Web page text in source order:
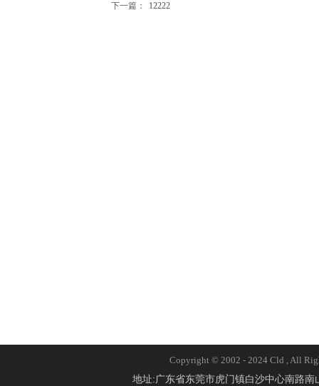
下一篇：
12222
Copyright © 2002 - 2024 Cld , All
地址:广东省东莞市虎门镇白沙中心南路